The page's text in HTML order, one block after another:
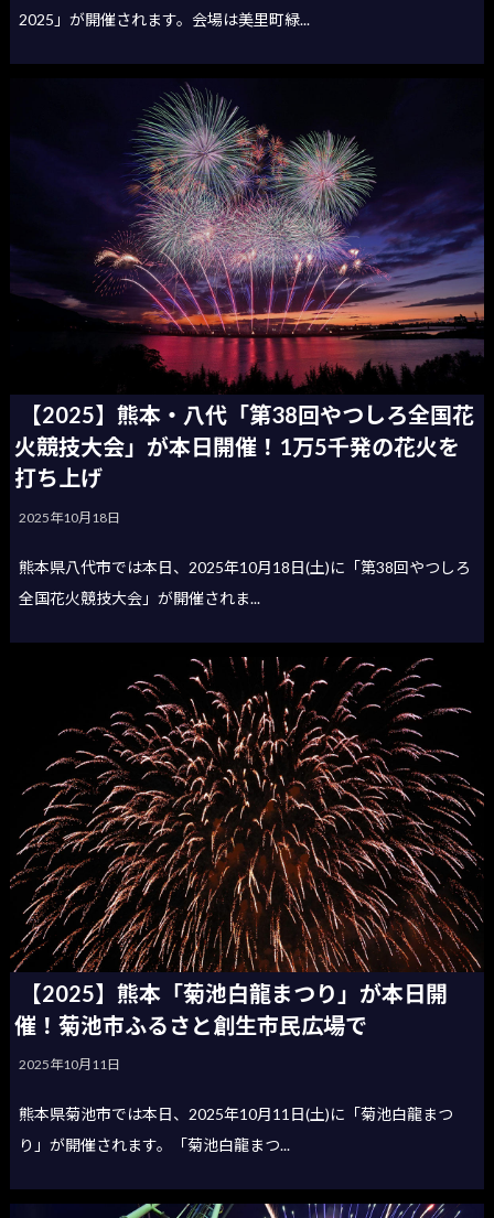
2025」が開催されます。会場は美里町緑...
【2025】熊本・八代「第38回やつしろ全国花
火競技大会」が本日開催！1万5千発の花火を
打ち上げ
2025年10月18日
熊本県八代市では本日、2025年10月18日(土)に「第38回やつしろ
全国花火競技大会」が開催されま...
【2025】熊本「菊池白龍まつり」が本日開
催！菊池市ふるさと創生市民広場で
2025年10月11日
熊本県菊池市では本日、2025年10月11日(土)に「菊池白龍まつ
り」が開催されます。「菊池白龍まつ...